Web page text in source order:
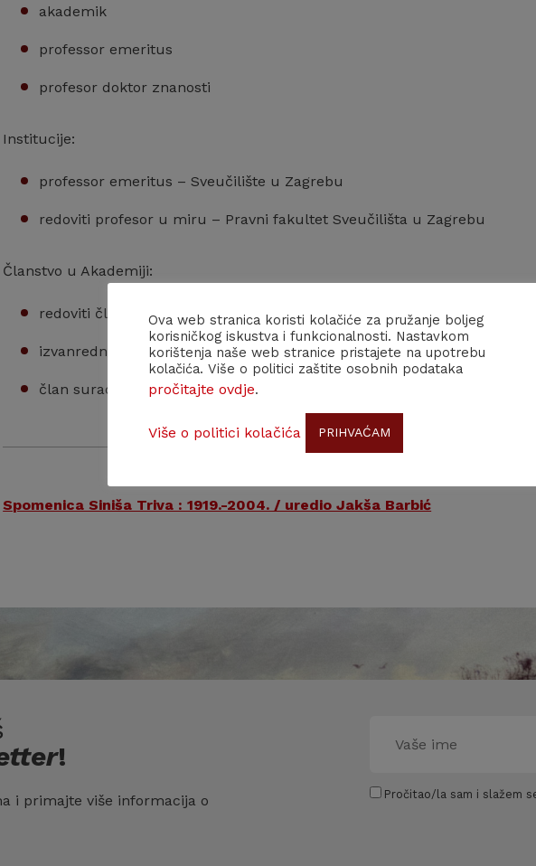
akademik
professor emeritus
profesor doktor znanosti
Institucije:
professor emeritus – Sveučilište u Zagrebu
redoviti profesor u miru – Pravni fakultet Sveučilišta u Zagrebu
Članstvo u Akademiji:
redoviti član – Razred za društvene znanosti (24.07.1991. – 05.12.2004.)
izvanredni član – Razred za društvene znanosti (17.05.1990. –
član suradnik – Razred za društvene znanosti (31.03.1980. –
Spomenica Siniša Triva : 1919.-2004. / uredio Jakša Barbić
!
i primajte više informacija o
Pročitao/la sam i slažem
Ova web stranica koristi kolačiće za pružanje boljeg
korisničkog iskustva i funkcionalnosti. Nastavkom
korištenja naše web stranice pristajete na upotrebu
kolačića. Više o politici zaštite osobnih podataka
pročitajte ovdje.
Više o politici kolačića PRIHVAĆAM